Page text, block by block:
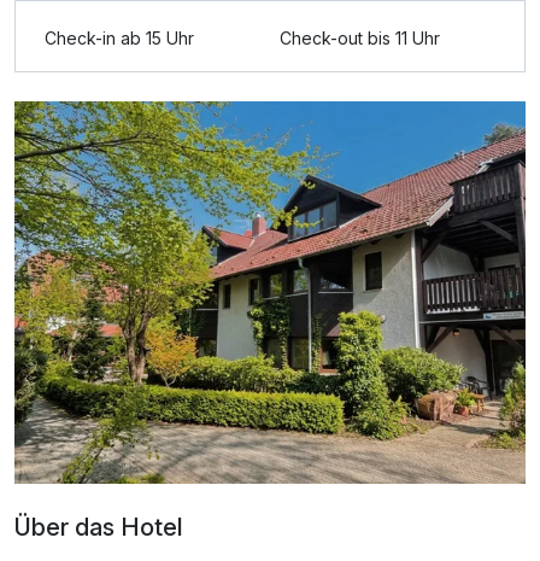
Doppelzimmer Economy
2 Erwachsene
Check-in ab 15 Uhr Check-out bis 11 Uhr
Über das Hotel